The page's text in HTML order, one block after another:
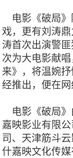
电影《破局》
戏，更有刘涛
涛首次出演警
次为大电影献
来》，将温婉
经推出，便在
电影《破局》
嘉映影业有限
司、天津筋斗
什嘉映文化传